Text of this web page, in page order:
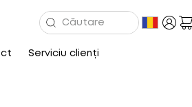
Serviciu clienți